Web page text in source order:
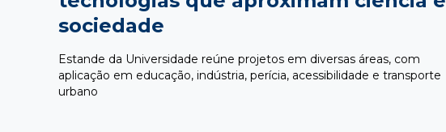
sociedade
Estande da Universidade reúne projetos em diversas áreas, com
aplicação em educação, indústria, perícia, acessibilidade e transporte
urbano